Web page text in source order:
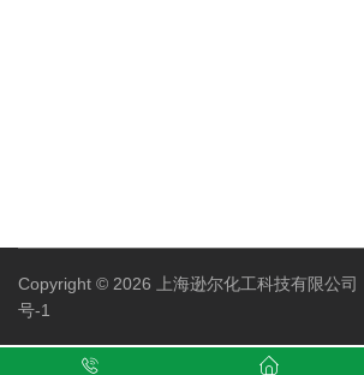
Copyright © 2026 上海逊尔化工科技有限公司
号-1